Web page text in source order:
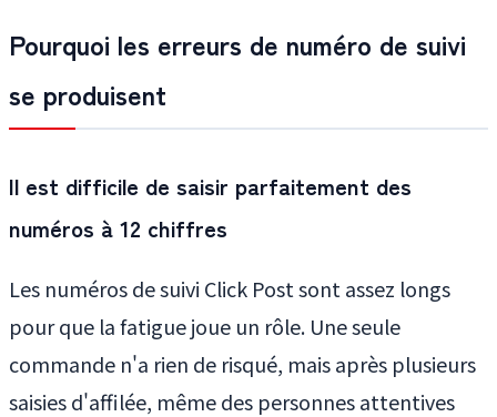
Pourquoi les erreurs de numéro de suivi
se produisent
Il est difficile de saisir parfaitement des
numéros à 12 chiffres
Les numéros de suivi Click Post sont assez longs
pour que la fatigue joue un rôle. Une seule
commande n'a rien de risqué, mais après plusieurs
saisies d'affilée, même des personnes attentives